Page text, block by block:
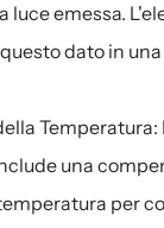
luce emessa.
dato in
una
per